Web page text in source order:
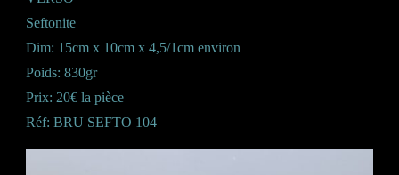
Seftonite
Dim: 15cm x 10cm x 4,5/1cm environ
Poids: 830gr
Prix: 20€ la pièce
Réf: BRU SEFTO 104